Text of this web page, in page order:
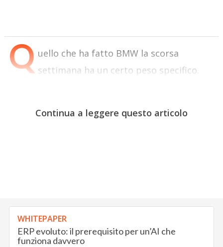
Q uello che ha fatto BMW la scorsa
settimana ha un certo peso specifico.
Continua a leggere questo articolo
WHITEPAPER
ERP evoluto: il prerequisito per un’AI che
funziona davvero